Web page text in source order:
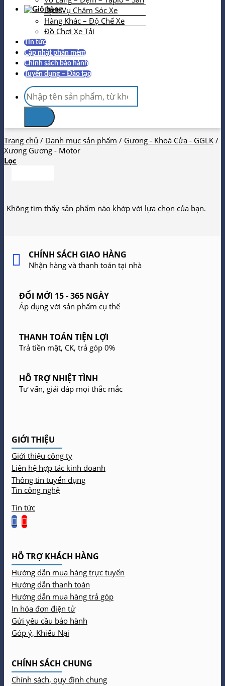
Dịch Vụ Chăm Sóc Xe
Hàng Khác – Độ Chế Xe
Đồ Chơi Xe Tải
Tin tức
Cập nhật phần mềm
Chính sách bảo hành
Tuyển dụng – Đào tạo
Tìm
kiếm:
Trang chủ / Danh mục sản phẩm / Gương - Khoá Cửa - GGLK /
Xương Gương - Motor
Lọc
Không tìm thấy sản phẩm nào khớp với lựa chọn của bạn.
CHÍNH SÁCH GIAO HÀNG
Nhận hàng và thanh toán tại nhà
ĐỔI MỚI 15 - 365 NGÀY
Áp dụng với sản phẩm cụ thể
THANH TOÁN TIỆN LỢI
Trả tiền mặt, CK, trả góp 0%
HỖ TRỢ NHIỆT TÌNH
Tư vấn, giải đáp mọi thắc mắc
GIỚI THIỆU
Giới thiệu công ty
Liên hệ hợp tác kinh doanh
Thông tin tuyển dụng
Tin công nghệ
Tin tức
HỖ TRỢ KHÁCH HÀNG
Hướng dẫn mua hàng trực tuyến
Hướng dẫn thanh toán
Hướng dẫn mua hàng trả góp
In hóa đơn điện tử
Gửi yêu cầu bảo hành
Góp ý, Khiếu Nại
CHÍNH SÁCH CHUNG
Chính sách, quy định chung